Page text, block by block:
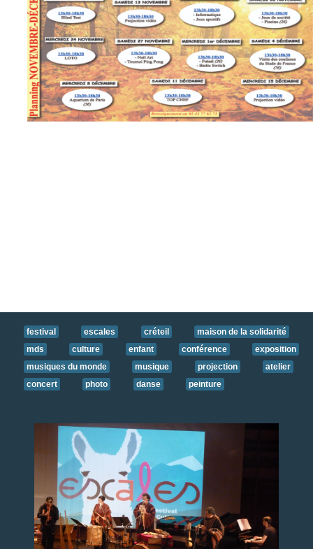
festival escales créteil
maison de la solidarité
mds
culture enfant conférence
exposition
musiques du monde
musique projection
atelier
concert
photo danse peinture